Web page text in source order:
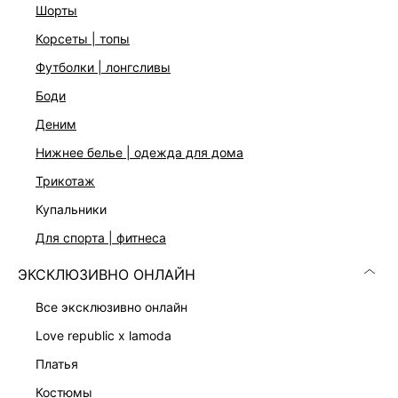
шорты
корсеты | топы
футболки | лонгсливы
боди
деним
нижнее белье | одежда для дома
трикотаж
купальники
для спорта | фитнеса
ЭКСКЛЮЗИВНО ОНЛАЙН
все эксклюзивно онлайн
love republic x lamoda
платья
костюмы
Цвет: индиго
На модели размер 44. Крой модели соответствует
Подробные условия доставки и возврата
Скачать
КАТАЛОГ